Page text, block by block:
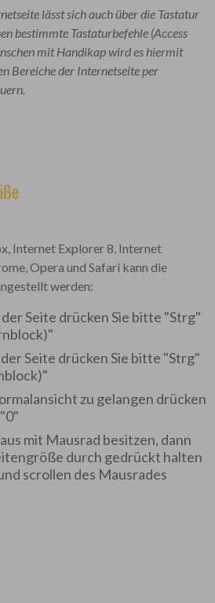
lässt sich auch über die Tastatur
bestimmte Tastaturbefehle (Access
mit Handikap wird es hiermit
Bereiche der Internetseite per
Internet Explorer 8, Internet
Opera und Safari kann die
werden:
Seite drücken Sie bitte "Strg"
Seite drücken Sie bitte "Strg"
zu gelangen drücken
mit Mausrad besitzen, dann
durch gedrückt halten
scrollen des Mausrades